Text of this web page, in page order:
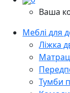
Ваша
Меблі для
Ліжка
Тумби